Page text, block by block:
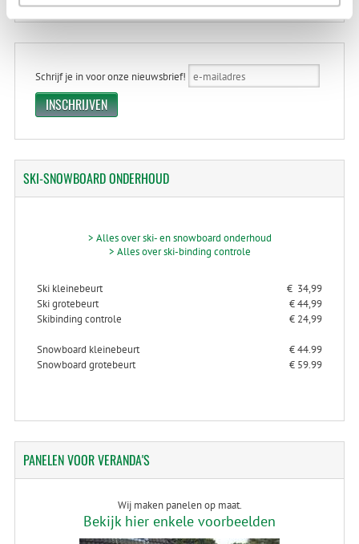
Schrijf je in voor onze nieuwsbrief!
SKI-SNOWBOARDONDERHOUD
> Alles over ski- en snowboard onderhoud
> Alles over ski-binding controle
Ski kleinebeurt
€ 34,99
Ski grotebeurt
€ 44,99
Skibinding controle
€ 24,99
Snowboard kleinebeurt
€ 44.99
Snowboard grotebeurt
€ 59.99
PANELENVOOR VERANDA'S
Wij maken panelen op maat.
Bekijk hier enkele voorbeelden